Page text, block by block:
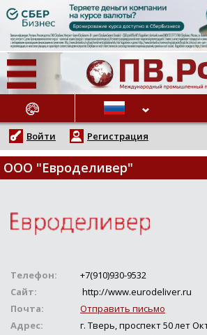
НОВОСТИ
Войти Регистрация
ООО "Евроделивер"
Телефон:
+7(910)930-9532
Сайт:
http://www.eurodeliver.ru
Почта:
Отправить письмо
Адрес:
г. Тверь, проспект 50 лет